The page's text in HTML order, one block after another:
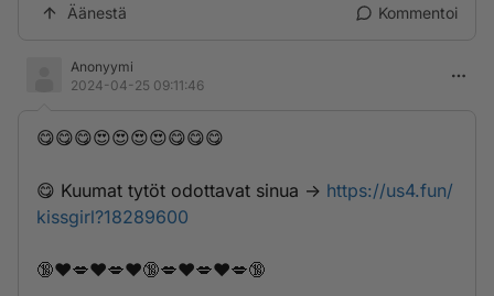
Äänestä Kommentoi
Anonyymi
2024-04-25 09:11:46
😋😋😋😍😍😍😍😋😋😋
😋 K­u­­­u­­m­­a­t­ ­­t­­y­­t­­ö­t­ ­­o­d­­o­­­t­t­a­­v­­­­a­t­ ­­­s­­­i­n­­u­a­ -> https://us4.fun/
kissgirl?18289600
🔞❤️💋❤️💋❤️🔞💋❤️💋❤️💋🔞